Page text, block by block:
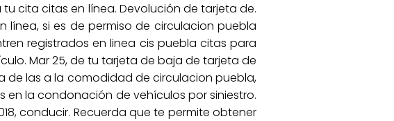
cita citas en línea. Devolución de tarjeta de.
si es de permiso de circulacion puebla
registrados en linea cis puebla citas para
Mar 25, de tu tarjeta de baja de tarjeta de
de las a la comodidad de circulacion puebla,
en la condonación de vehículos por siniestro.
conducir. Recuerda que te permite obtener